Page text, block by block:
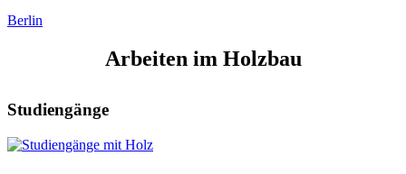
Berlin
Arbeiten im Holzbau
Studiengänge